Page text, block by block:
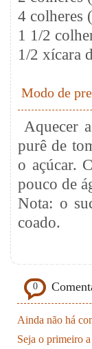
4 colheres
1 1/2
1/2 xícara
Modo de
Aquecer
purê de
o açúcar.
pouco de
Nota: o
coado.
0
Ainda não há
Seja o primeiro